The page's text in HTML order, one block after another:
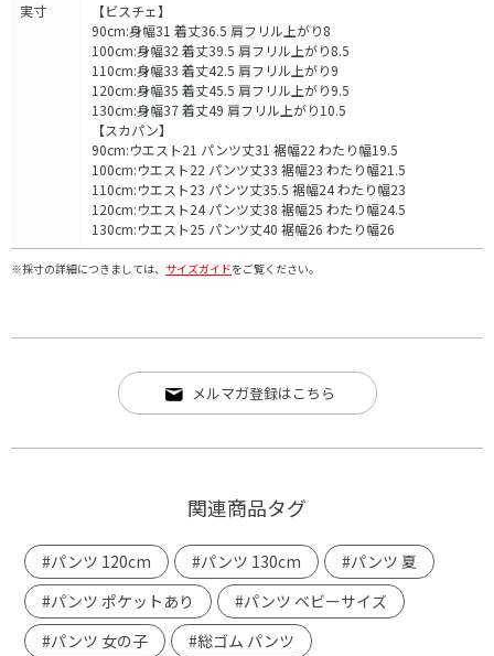
実寸
【ビスチェ】
90cm:身幅31 着丈36.5 肩フリル上がり8
100cm:身幅32 着丈39.5 肩フリル上がり8.5
110cm:身幅33 着丈42.5 肩フリル上がり9
120cm:身幅35 着丈45.5 肩フリル上がり9.5
130cm:身幅37 着丈49 肩フリル上がり10.5
【スカパン】
90cm:ウエスト21 パンツ丈31 裾幅22 わたり幅19.5
100cm:ウエスト22 パンツ丈33 裾幅23 わたり幅21.5
110cm:ウエスト23 パンツ丈35.5 裾幅24 わたり幅23
120cm:ウエスト24 パンツ丈38 裾幅25 わたり幅24.5
130cm:ウエスト25 パンツ丈40 裾幅26 わたり幅26
※採寸の詳細につきましては、 サイズガイドをご覧ください。
メルマガ登録はこちら
関連商品タグ
#パンツ 120cm #パンツ 130cm
#パンツ 夏
#パンツ ポケットあり
#パンツ ベビーサイズ
#パンツ 女の子
#総ゴム パンツ